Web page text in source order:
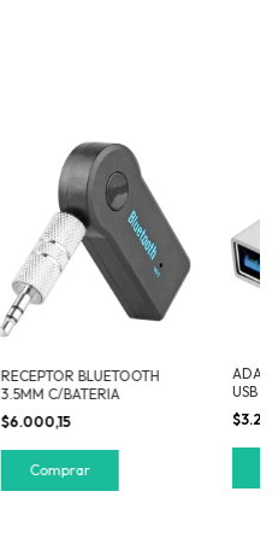
RECEPTOR BLUETOOTH
3.5MM C/BATERIA
$6.000,15
USB